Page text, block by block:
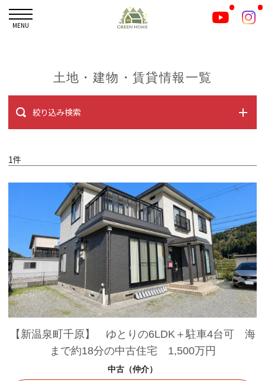
MENU
土地・建物・賃貸情報一覧
絞り込み検索
1件
【新温泉町千原】 ゆとりの6LDK＋駐車4台可 海
まで約18分の中古住宅 1,500万円
中古（仲介）